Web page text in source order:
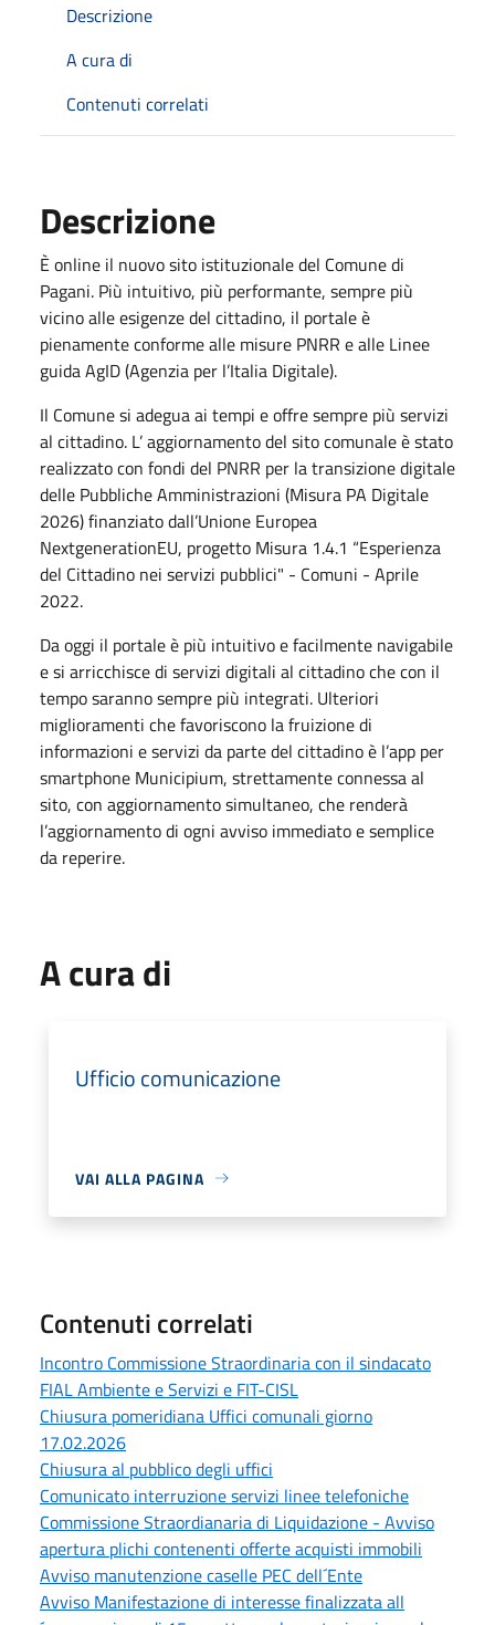
Descrizione
A cura di
Contenuti correlati
Descrizione
È online il nuovo sito istituzionale del Comune di
Pagani. Più intuitivo, più performante, sempre più
vicino alle esigenze del cittadino, il portale è
pienamente conforme alle misure PNRR e alle Linee
guida AgID (Agenzia per l’Italia Digitale).
Il Comune si adegua ai tempi e offre sempre più servizi
al cittadino. L’ aggiornamento del sito comunale è stato
realizzato con fondi del PNRR per la transizione digitale
delle Pubbliche Amministrazioni (Misura PA Digitale
2026) finanziato dall’Unione Europea
NextgenerationEU, progetto Misura 1.4.1 “Esperienza
del Cittadino nei servizi pubblici" - Comuni - Aprile
2022.
Da oggi il portale è più intuitivo e facilmente navigabile
e si arricchisce di servizi digitali al cittadino che con il
tempo saranno sempre più integrati. Ulteriori
miglioramenti che favoriscono la fruizione di
informazioni e servizi da parte del cittadino è l’app per
smartphone Municipium, strettamente connessa al
sito, con aggiornamento simultaneo, che renderà
l’aggiornamento di ogni avviso immediato e semplice
da reperire.
A cura di
Ufficio comunicazione
VAI ALLA PAGINA
Contenuti correlati
Incontro Commissione Straordinaria con il sindacato
FIAL Ambiente e Servizi e FIT-CISL
Chiusura pomeridiana Uffici comunali giorno
17.02.2026
Chiusura al pubblico degli uffici
Comunicato interruzione servizi linee telefoniche
Commissione Straordianaria di Liquidazione - Avviso
apertura plichi contenenti offerte acquisti immobili
Avviso manutenzione caselle PEC dell´Ente
Avviso Manifestazione di interesse finalizzata all